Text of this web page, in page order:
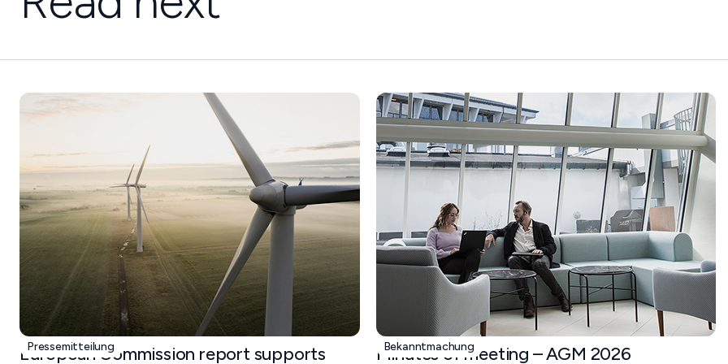
Pressemitteilung
European Commission report supports
Bekanntmachung
Minutes of meeting – AGM 2026